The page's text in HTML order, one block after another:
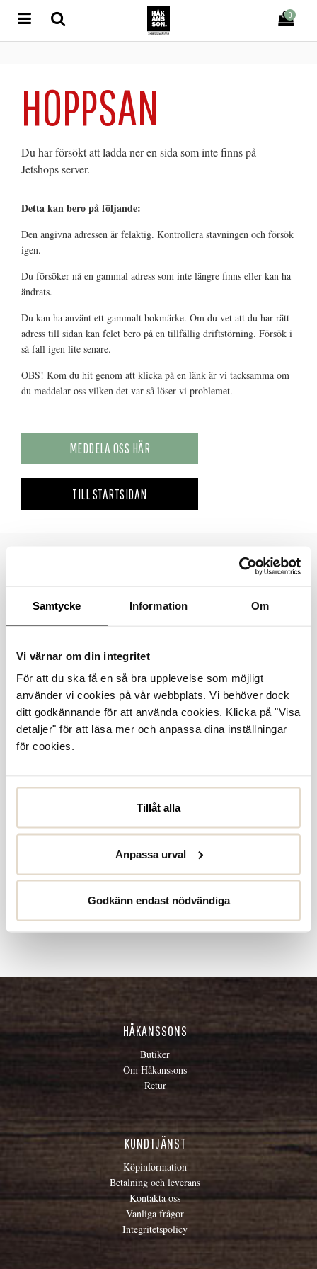
Samtycke Information Om
Vi värnar om din integritet
För att du ska få en så bra upplevelse som möjligt
använder vi cookies på vår webbplats. Vi behöver dock
ditt godkännande för att använda cookies. Klicka på "Visa
detaljer" för att läsa mer och anpassa dina inställningar
för cookies.
Tillåt alla
Anpassa urval
Godkänn endast nödvändiga
0
HOPPSAN
Du har försökt att ladda ner en sida som inte finns på
Jetshops server.
Detta kan bero på följande:
Den angivna adressen är felaktig. Kontrollera stavningen och försök
igen.
Du försöker nå en gammal adress som inte längre finns eller kan ha
ändrats.
Du kan ha använt ett gammalt bokmärke. Om du vet att du har rätt
adress till sidan kan felet bero på en tillfällig driftstörning. Försök i
så fall igen lite senare.
OBS! Kom du hit genom att klicka på en länk är vi tacksamma om
du meddelar oss vilken det var så löser vi problemet.
MEDDELA OSS HÄR
TILL STARTSIDAN
HÅKANSSONS
Butiker
Om Håkanssons
Retur
KUNDTJÄNST
Köpinformation
Betalning och leverans
Kontakta oss
Vanliga frågor
Integritetspolicy